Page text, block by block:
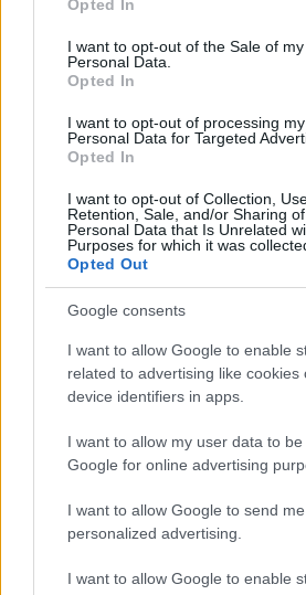
use your data for below specified
consent section.
Opted In
I want to opt-out of the Sale of my
Personal Data.
Opted In
I want to opt-out of processing my
Personal Data for Targeted
Opted In
I want to opt-out of Collection,
Retention, Sale, and/or Sharing
Personal Data that Is Unrelated
Purposes for which it was
Opted Out
Google consents
I want to allow Google to enable
related to advertising like cookies
device identifiers in apps.
I want to allow my user data to
Google for online advertising
I want to allow Google to send me
personalized advertising.
I want to allow Google to enable
Mészáros Máté: Hinoki (fotó: Dömölky Dániel)
Mészáros Máté saját munkáira
belga társulat, ám darabjaiban
Ultima Vez által képviselt
új dolgokat igyekszik